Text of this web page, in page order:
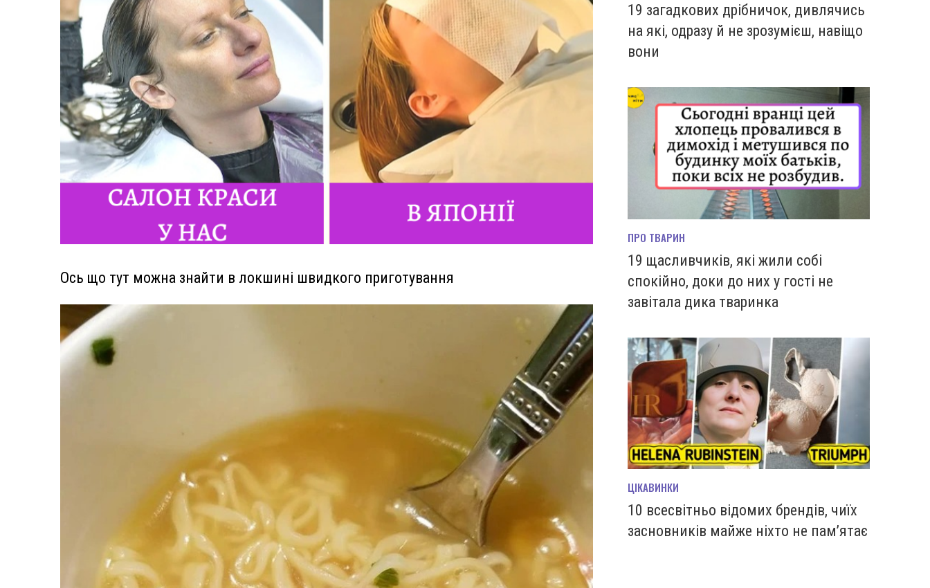
Ось що тут можна знайти в локшині швидкого приготування
19 загадкових дрібничок, дивлячись
на які, одразу й не зрозумієш, навіщо
вони
ПРО ТВАРИН
19 щасливчиків, які жили собі
спокійно, доки до них у гості не
завітала дика тваринка
ЦІКАВИНКИ
10 всесвітньо відомих брендів, чиїх
засновників майже ніхто не пам’ятає